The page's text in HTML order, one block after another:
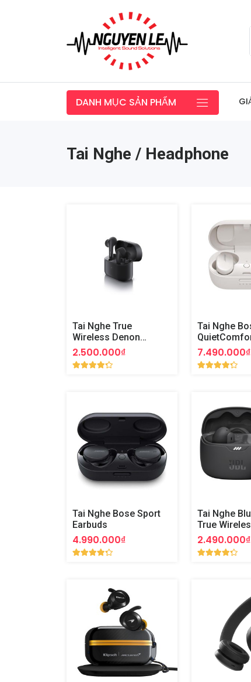
DANH MỤC SẢN PHẨM
Tai Nghe / Headphone
Tai Nghe True
Wireless Denon
AHC630W
2.500.000₫
Tai Nghe
7.490.000₫
Tai Nghe Bose Sport
Earbuds
4.990.000₫
Tai Nghe
True
Tune Beam
2.490.000₫